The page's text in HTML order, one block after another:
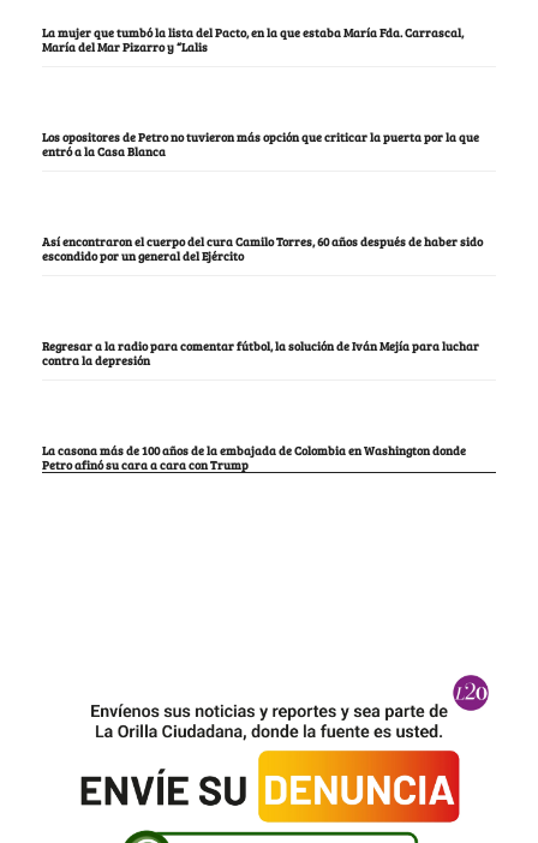
La mujer que tumbó la lista del Pacto, en la que estaba María Fda. Carrascal,
María del Mar Pizarro y “Lalis
Los opositores de Petro no tuvieron más opción que criticar la puerta por la que
entró a la Casa Blanca
Así encontraron el cuerpo del cura Camilo Torres, 60 años después de haber sido
escondido por un general del Ejército
Regresar a la radio para comentar fútbol, la solución de Iván Mejía para luchar
contra la depresión
La casona más de 100 años de la embajada de Colombia en Washington donde
Petro afinó su cara a cara con Trump